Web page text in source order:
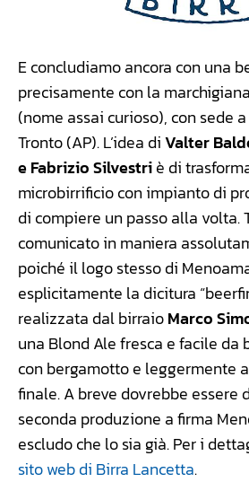
E concludiamo ancora con una
precisamente con la marchigiana
(nome assai curioso), con sede
Tronto (AP). L’idea diValter
e Fabrizio Silvestriè di
microbirrificio con impianto di
di compiere un passo alla volta.
comunicato in maniera
poiché il logo stesso di
esplicitamente la dicitura
realizzata dal birraioMarco
una Blond Ale fresca e facile da
con bergamotto e leggermente
finale. A breve dovrebbe essere
seconda produzione a firma
escludo che lo sia già. Per i
sito web di Birra Lancetta.